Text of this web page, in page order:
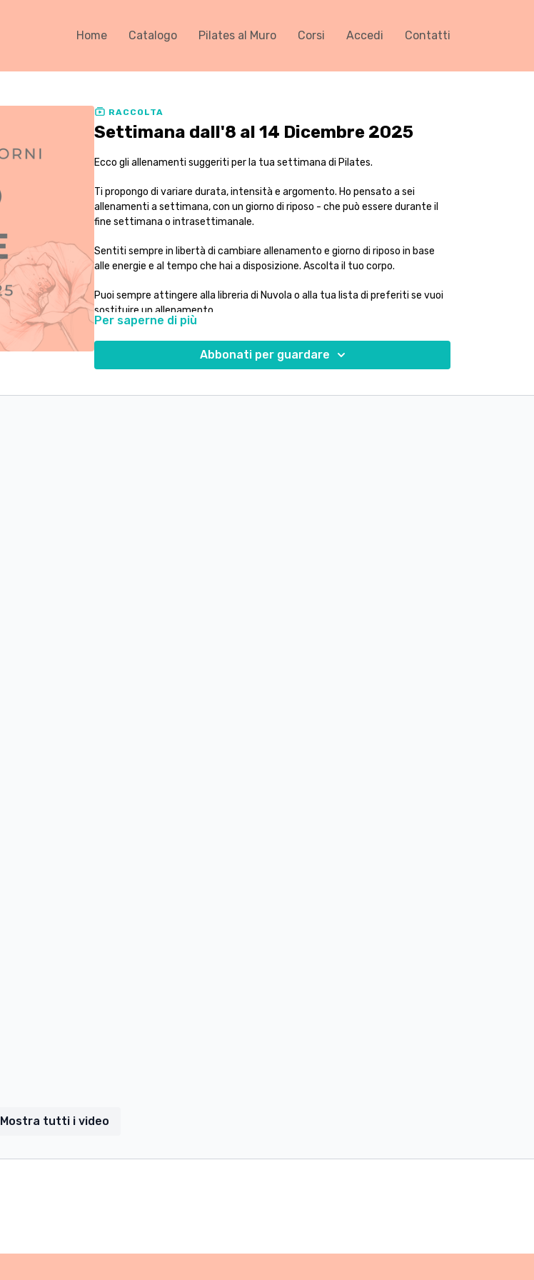
Home Catalogo Pilates al Muro Corsi Accedi Contatti
RACCOLTA
Settimana dall'8 al 14 Dicembre 2025
Ecco gli allenamenti suggeriti per la tua settimana di Pilates.
Ti propongo di variare durata, intensità e argomento. Ho pensato a sei
allenamenti a settimana, con un giorno di riposo - che può essere durante il
fine settimana o intrasettimanale.
Sentiti sempre in libertà di cambiare allenamento e giorno di riposo in base
alle energie e al tempo che hai a disposizione. Ascolta il tuo corpo.
Puoi sempre attingere alla libreria di Nuvola o alla tua lista di preferiti se vuoi
sostituire un allenamento.
Spero che questa guida possa motivarti ad essere costante nella tua pratica,
e rendere il tuo percorso divertente, vario e pieno di soddisfazioni.
Per saperne di più
Abbonati per guardare
Mostra tutti i video